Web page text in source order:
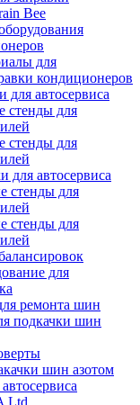
Bee
для
кондиционеров
автосервиса
для
для
для автосервиса
стенды для
стенды для
для
ремонта шин
подкачки шин
шин азотом
Ltd